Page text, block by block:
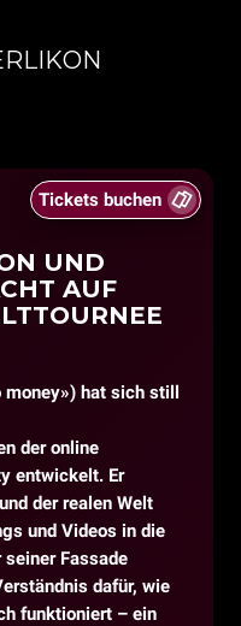
Tickets buchen
UND
AUF
money») hat sich still
der online
entwickelt. Er
der realen Welt
und Videos in die
Fassade
dafür, wie
funktioniert – ein